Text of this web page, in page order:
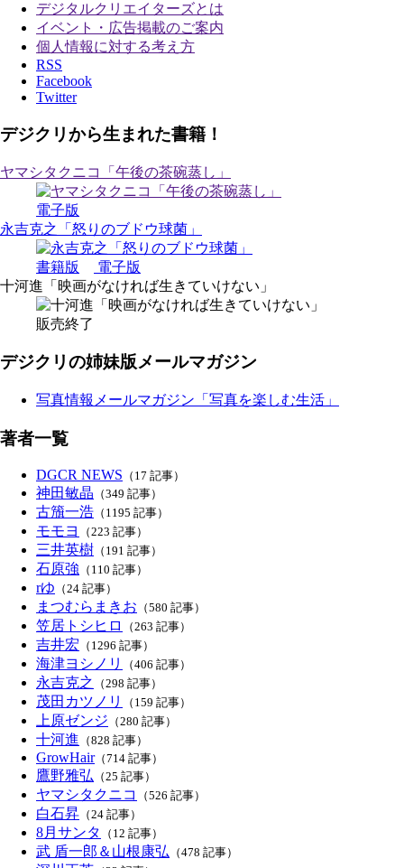
デジタルクリエイターズとは
イベント・広告掲載のご案内
個人情報に対する考え方
RSS
Facebook
Twitter
デジクリから生まれた書籍！
ヤマシタクニコ「午後の茶碗蒸し」
電子版
永吉克之「怒りのブドウ球菌」
書籍版
電子版
十河進「映画がなければ生きていけない」
販売終了
デジクリの姉妹版メールマガジン
写真情報メールマガジン「写真を楽しむ生活」
著者一覧
DGCR NEWS （17 記事）
神田敏晶 （349 記事）
古籏一浩 （1195 記事）
モモヨ （223 記事）
三井英樹 （191 記事）
石原強 （110 記事）
rゆ （24 記事）
まつむらまきお （580 記事）
笠居トシヒロ （263 記事）
吉井宏 （1296 記事）
海津ヨシノリ （406 記事）
永吉克之 （298 記事）
茂田カツノリ （159 記事）
上原ゼンジ （280 記事）
十河進 （828 記事）
GrowHair（714 記事）
鷹野雅弘 （25 記事）
ヤマシタクニコ （526 記事）
白石昇 （24 記事）
8月サンタ （12 記事）
武 盾一郎＆山根康弘 （478 記事）